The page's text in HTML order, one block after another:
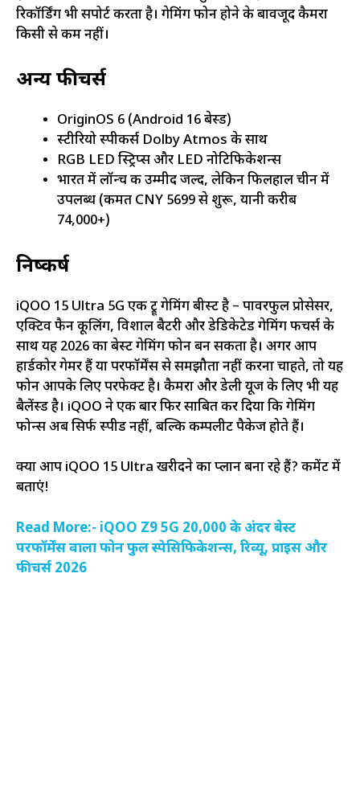
रिकॉर्डिंग भी सपोर्ट करता है। गेमिंग फोन होने के बावजूद कैमरा
किसी से कम नहीं।
अन्य फीचर्स
OriginOS 6 (Android 16 बेस्ड)
स्टीरियो स्पीकर्स Dolby Atmos के साथ
RGB LED स्ट्रिप्स और LED नोटिफिकेशन्स
भारत में लॉन्च की उम्मीद जल्द, लेकिन फिलहाल चीन में
उपलब्ध (कीमत CNY 5699 से शुरू, यानी करीब
₹74,000+)
निष्कर्ष
iQOO 15 Ultra 5G एक ट्रू गेमिंग बीस्ट है – पावरफुल प्रोसेसर,
एक्टिव फैन कूलिंग, विशाल बैटरी और डेडिकेटेड गेमिंग फीचर्स के
साथ यह 2026 का बेस्ट गेमिंग फोन बन सकता है। अगर आप
हार्डकोर गेमर हैं या परफॉर्मेंस से समझौता नहीं करना चाहते, तो यह
फोन आपके लिए परफेक्ट है। कैमरा और डेली यूज के लिए भी यह
बैलेंस्ड है। iQOO ने एक बार फिर साबित कर दिया कि गेमिंग
फोन्स अब सिर्फ स्पीड नहीं, बल्कि कम्पलीट पैकेज होते हैं।
क्या आप iQOO 15 Ultra खरीदने का प्लान बना रहे हैं? कमेंट में
बताएं!
Read More:- iQOO Z9 5G 20,000 के अंदर बेस्ट
परफॉर्मेंस वाला फोन फुल स्पेसिफिकेशन्स, रिव्यू, प्राइस और
फीचर्स 2026